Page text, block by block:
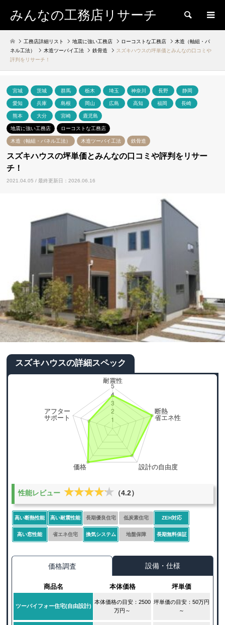
みんなの工務店リサーチ 検索
工務店詳細リスト 地震に強い工務店 ローコストな工務店
木造（軸組・パ
ネル工法）
木造ツーバイ工法 鉄骨造
スズキハウスの坪単価とみんなの口コミや
評判をリサーチ！
宮城 茨城 群馬 栃木 埼玉 神奈川 長野 静岡
愛知 兵庫 島根 岡山 広島 高知 福岡 長崎
熊本 大分 宮崎 鹿児島
地震に強い工務店 ローコストな工務店
木造（軸組・パネル工法） 木造ツーバイ工法 鉄骨造
スズキハウスの坪単価とみんなの口コミや評判をリサー
チ！
2021.04.05 / 最終更新日：2026.06.16
スズキハウスの詳細スペック
性能レビュー ★★★★★
★★★★★ （4.2）
高い断熱性能 高い耐震性能 長期優良住宅 低炭素住宅 ZEH対応
高い窓性能 省エネ住宅 換気システム 地盤保障 長期無料保証
価格調査 設備・仕様
商品名 本体価格 坪単価
ツーバイフォー住宅(自由設計)
本体価格の目安：2500
万円～
坪単価の目安：50万円
～